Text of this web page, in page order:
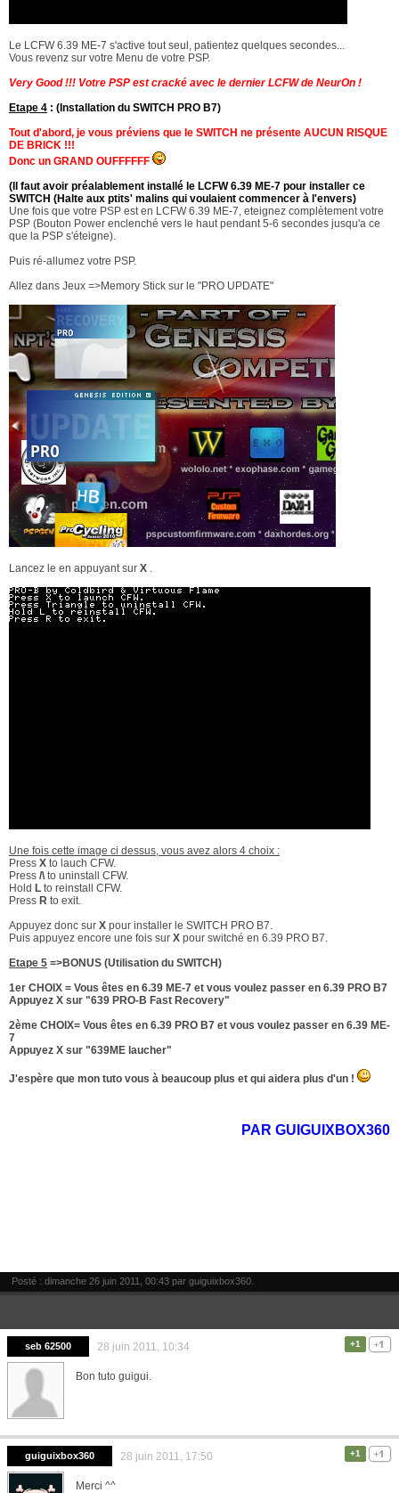
Le LCFW 6.39 ME-7 s'active tout seul, patientez quelques secondes...
Vous revenz sur votre Menu de votre PSP.
Very Good !!! Votre PSP est cracké avec le dernier LCFW de NeurOn !
Etape 4 : (Installation du SWITCH PRO B7)
Tout d'abord, je vous préviens que le SWITCH ne présente AUCUN RISQUE
DE BRICK !!!
Donc un GRAND OUFFFFFF
(Il faut avoir préalablement installé le LCFW 6.39 ME-7 pour installer ce
SWITCH (Halte aux ptits' malins qui voulaient commencer à l'envers)
Une fois que votre PSP est en LCFW 6.39 ME-7, eteignez complètement votre
PSP (Bouton Power enclenché vers le haut pendant 5-6 secondes jusqu'a ce
que la PSP s'éteigne).
Puis ré-allumez votre PSP.
Allez dans Jeux =>Memory Stick sur le "PRO UPDATE"
Lancez le en appuyant sur X .
Une fois cette image ci dessus, vous avez alors 4 choix :
Press X to lauch CFW.
Press /\ to uninstall CFW.
Hold L to reinstall CFW.
Press R to exit.
Appuyez donc sur X pour installer le SWITCH PRO B7.
Puis appuyez encore une fois sur X pour switché en 6.39 PRO B7.
Etape 5 =>BONUS (Utilisation du SWITCH)
1er CHOIX = Vous êtes en 6.39 ME-7 et vous voulez passer en 6.39 PRO B7
Appuyez X sur "639 PRO-B Fast Recovery"
2ème CHOIX= Vous êtes en 6.39 PRO B7 et vous voulez passer en 6.39 ME-
7
Appuyez X sur "639ME laucher"
J'espère que mon tuto vous à beaucoup plus et qui aidera plus d'un !
PAR GUIGUIXBOX360
Posté : dimanche 26 juin 2011, 00:43 par guiguixbox360
seb 62500 28 juin 2011, 10:34 +1
Bon tuto guigui.
guiguixbox360 28 juin 2011, 17:50 +1
Merci ^^